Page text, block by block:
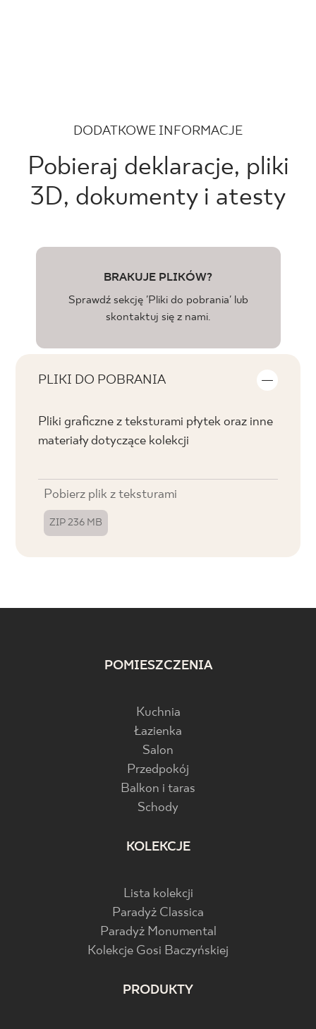
DODATKOWE INFORMACJE
Pobieraj deklaracje, pliki
3D, dokumenty i atesty
BRAKUJE PLIKÓW?
Sprawdź sekcję 'Pliki do pobrania' lub
skontaktuj się z nami.
PLIKI DO POBRANIA
Pliki graficzne z teksturami płytek oraz inne
materiały dotyczące kolekcji
Pobierz plik z teksturami
ZIP 236 MB
POMIESZCZENIA
Kuchnia
Łazienka
Salon
Przedpokój
Balkon i taras
Schody
KOLEKCJE
Lista kolekcji
Paradyż Classica
Paradyż Monumental
Kolekcje Gosi Baczyńskiej
PRODUKTY